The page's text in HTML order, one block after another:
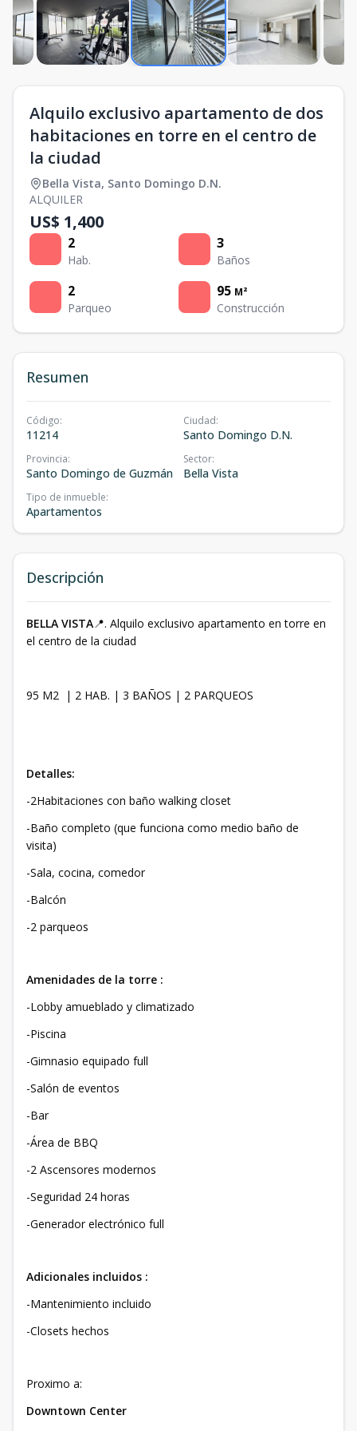
Alquilo exclusivo apartamento de dos
habitaciones en torre en el centro de
la ciudad
Bella Vista, Santo Domingo D.N.
ALQUILER
US$ 1,400
2
Hab.
3
Baños
2
Parqueo
95 M²
Construcción
Resumen
Código:
11214
Ciudad:
Santo Domingo D.N.
Provincia:
Santo Domingo de Guzmán
Sector:
Bella Vista
Tipo de inmueble:
Apartamentos
Descripción
BELLA VISTA📍. Alquilo exclusivo apartamento en torre en
el centro de la ciudad
95 M2 | 2 HAB. | 3 BAÑOS | 2 PARQUEOS
Detalles:
-2Habitaciones con baño walking closet
-Baño completo (que funciona como medio baño de
visita)
-Sala, cocina, comedor
-Balcón
-2 parqueos
Amenidades de la torre :
-Lobby amueblado y climatizado
-Piscina
-Gimnasio equipado full
-Salón de eventos
-Bar
-Área de BBQ
-2 Ascensores modernos
-Seguridad 24 horas
-Generador electrónico full
Adicionales incluidos :
-Mantenimiento incluido
-Closets hechos
Proximo a:
Downtown Center